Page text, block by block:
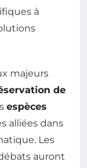
à
majeurs
de
espèces
alliées dans
Les
auront